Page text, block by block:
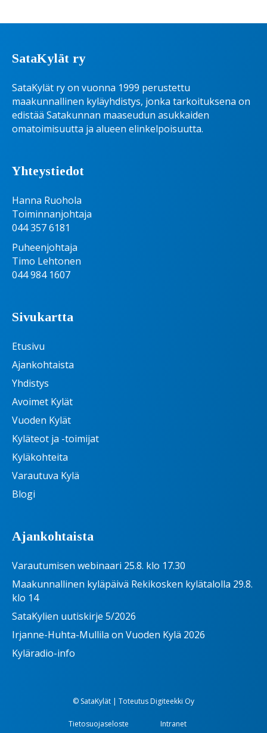
SataKylät ry
SataKylät ry on vuonna 1999 perustettu
maakunnallinen kyläyhdistys, jonka tarkoituksena on
edistää Satakunnan maaseudun asukkaiden
omatoimisuutta ja alueen elinkelpoisuutta.
Yhteystiedot
Hanna Ruohola
Toiminnanjohtaja
044 357 6181
Puheenjohtaja
Timo Lehtonen
044 984 1607
Sivukartta
Etusivu
Ajankohtaista
Yhdistys
Avoimet Kylät
Vuoden Kylät
Kyläteot ja -toimijat
Kyläkohteita
Varautuva Kylä
Blogi
Ajankohtaista
Varautumisen webinaari 25.8. klo 17.30
Maakunnallinen kyläpäivä Rekikosken kylätalolla 29.8.
klo 14
SataKylien uutiskirje 5/2026
Irjanne-Huhta-Mullila on Vuoden Kylä 2026
Kyläradio-info
© SataKylät | ToteutusDigiteekki Oy
Tietosuojaseloste Intranet